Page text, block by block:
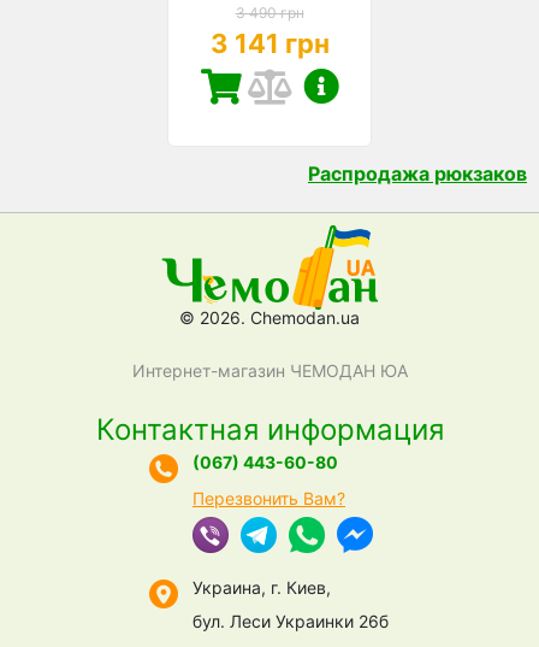
3 490 грн
3 141 грн
Распродажа рюкзаков
© 2026. Chemodan.ua
Интернет-магазин ЧЕМОДАН ЮА
Контактная информация
(067) 443-60-80
Перезвонить Вам?
Украина, г. Киев,
бул. Леси Украинки 26б